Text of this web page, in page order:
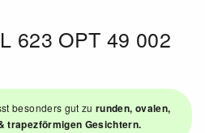
623 OPT 49 002
besonders gut zurunden, ovalen,
trapezförmigen Gesichtern.